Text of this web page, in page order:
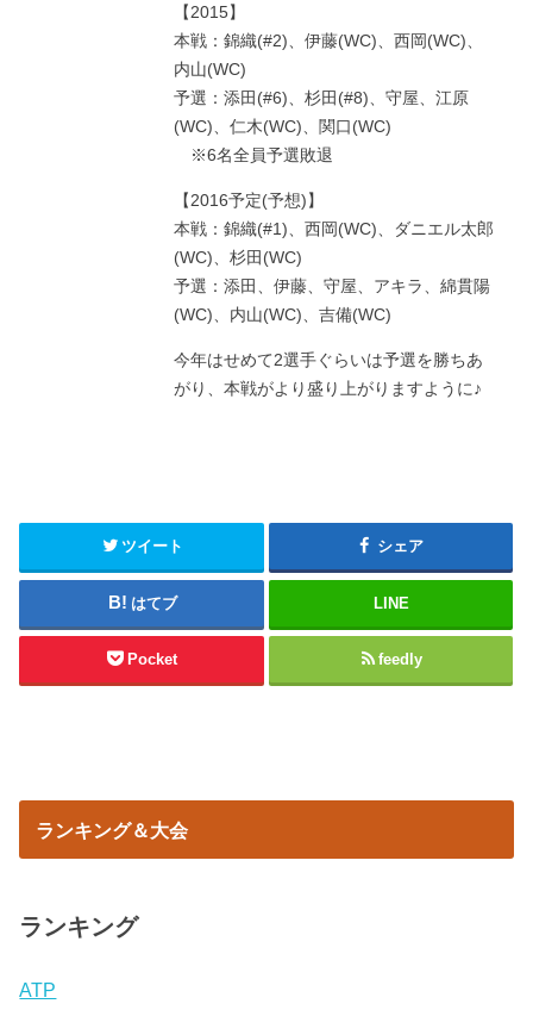
【2015】
本戦：錦織(#2)、伊藤(WC)、西岡(WC)、
内山(WC)
予選：添田(#6)、杉田(#8)、守屋、江原
(WC)、仁木(WC)、関口(WC)
※6名全員予選敗退
【2016予定(予想)】
本戦：錦織(#1)、西岡(WC)、ダニエル太郎
(WC)、杉田(WC)
予選：添田、伊藤、守屋、アキラ、綿貫陽
(WC)、内山(WC)、吉備(WC)
今年はせめて2選手ぐらいは予選を勝ちあ
がり、本戦がより盛り上がりますように♪
ツイート シェア
はてブ LINE
Pocket feedly
ランキング＆大会
ランキング
ATP